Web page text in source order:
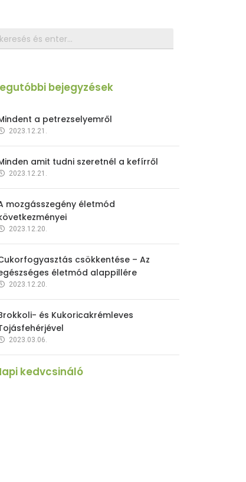
bejegyzések
a petrezselyemről
2023.12.21.
amit tudni szeretnél a kefírről
2023.12.21.
mozgásszegény életmód
2023.12.20.
csökkentése – Az
életmód alappillére
2023.12.20.
és Kukoricakrémleves
2023.03.06.
kedvcsináló